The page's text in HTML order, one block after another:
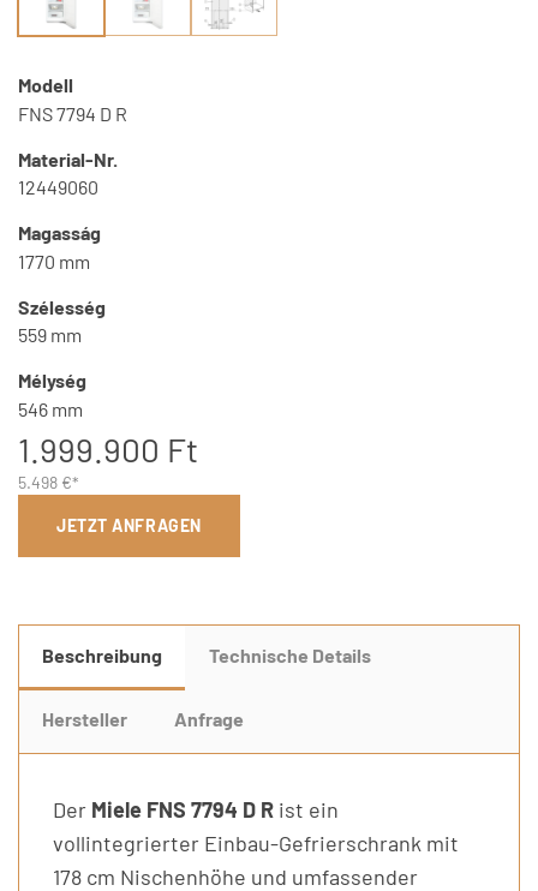
Modell
FNS 7794 D R
Material-Nr.
12449060
Magasság
1770 mm
Szélesség
559 mm
Mélység
546 mm
1.999.900 Ft
5.498 €*
JETZT ANFRAGEN
Beschreibung Technische Details
Hersteller Anfrage
Der Miele FNS 7794 D R ist ein
vollintegrierter Einbau-Gefrierschrank mit
178 cm Nischenhöhe und umfassender